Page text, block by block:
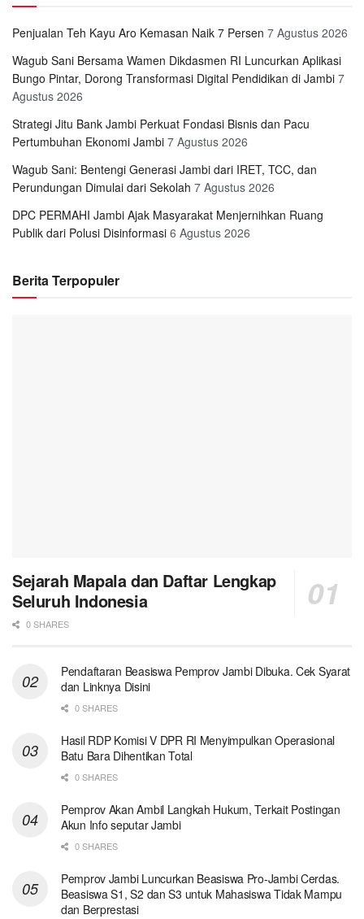
Penjualan Teh Kayu Aro Kemasan Naik 7 Persen 7 Agustus 2026
Wagub Sani Bersama Wamen Dikdasmen RI Luncurkan Aplikasi
Bungo Pintar, Dorong Transformasi Digital Pendidikan di Jambi 7
Agustus 2026
Strategi Jitu Bank Jambi Perkuat Fondasi Bisnis dan Pacu
Pertumbuhan Ekonomi Jambi 7 Agustus 2026
Wagub Sani: Bentengi Generasi Jambi dari IRET, TCC, dan
Perundungan Dimulai dari Sekolah 7 Agustus 2026
DPC PERMAHI Jambi Ajak Masyarakat Menjernihkan Ruang
Publik dari Polusi Disinformasi 6 Agustus 2026
Berita Terpopuler
Sejarah Mapala dan Daftar Lengkap
Seluruh Indonesia
0 SHARES
Pendaftaran Beasiswa Pemprov Jambi Dibuka. Cek Syarat
dan Linknya Disini
0 SHARES
Hasil RDP Komisi V DPR RI Menyimpulkan Operasional
Batu Bara Dihentikan Total
0 SHARES
Pemprov Akan Ambil Langkah Hukum, Terkait Postingan
Akun Info seputar Jambi
0 SHARES
Pemprov Jambi Luncurkan Beasiswa Pro-Jambi Cerdas.
Beasiswa S1, S2 dan S3 untuk Mahasiswa Tidak Mampu
dan Berprestasi